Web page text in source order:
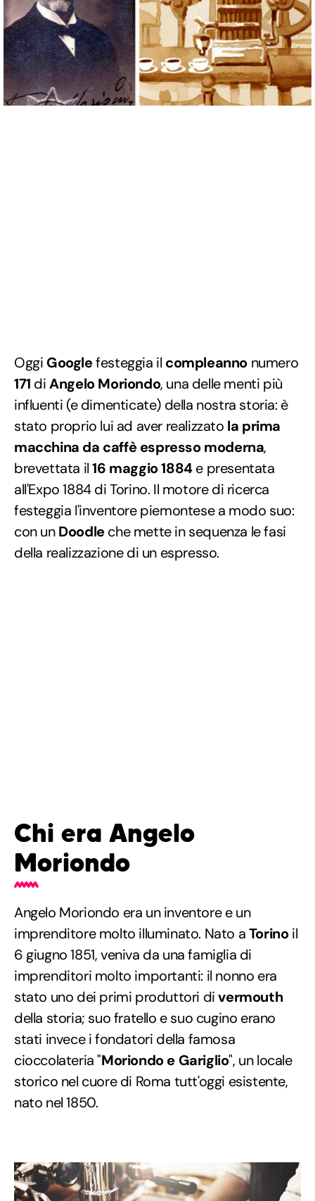
Oggi Googlefesteggia il compleanno numero
171 diAngelo Moriondo, una delle menti più
influenti (e dimenticate) della nostra storia: è
stato proprio lui ad aver realizzato la prima
macchina da caffè espresso moderna,
brevettata il16 maggio 1884e presentata
all'Expo 1884 di Torino. Il motore di ricerca
festeggia l'inventore piemontese a modo suo:
con unDoodleche mette in sequenza le fasi
della realizzazione di un espresso.
Chi era Angelo
Moriondo
Angelo Moriondo era un inventore e un
imprenditore molto illuminato. Nato aTorinoil
6 giugno 1851, veniva da una famiglia di
imprenditori molto importanti: il nonno era
stato uno dei primi produttori divermouth
della storia; suo fratello e suo cugino erano
stati invece i fondatori della famosa
cioccolateria "Moriondo e Gariglio", un locale
storico nel cuore di Roma tutt'oggi esistente,
nato nel 1850.